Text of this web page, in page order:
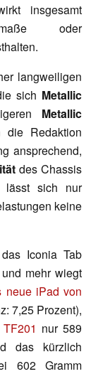
insgesamt
oder
langweiligen
sich Metallic
Metallic
die Redaktion
ansprechend,
des Chassis
lässt sich nur
keine
Iconia Tab
mehr wiegt
neue iPad von
7,25 Prozent),
nur 589
das kürzlich
602 Gramm